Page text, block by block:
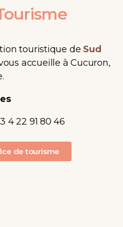
touristique de Sud
accueille à Cucuron,
4 22 91 80 46
de tourisme